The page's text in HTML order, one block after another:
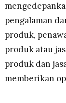
pengalaman
produk,
produk atau
produk dan
memberikan